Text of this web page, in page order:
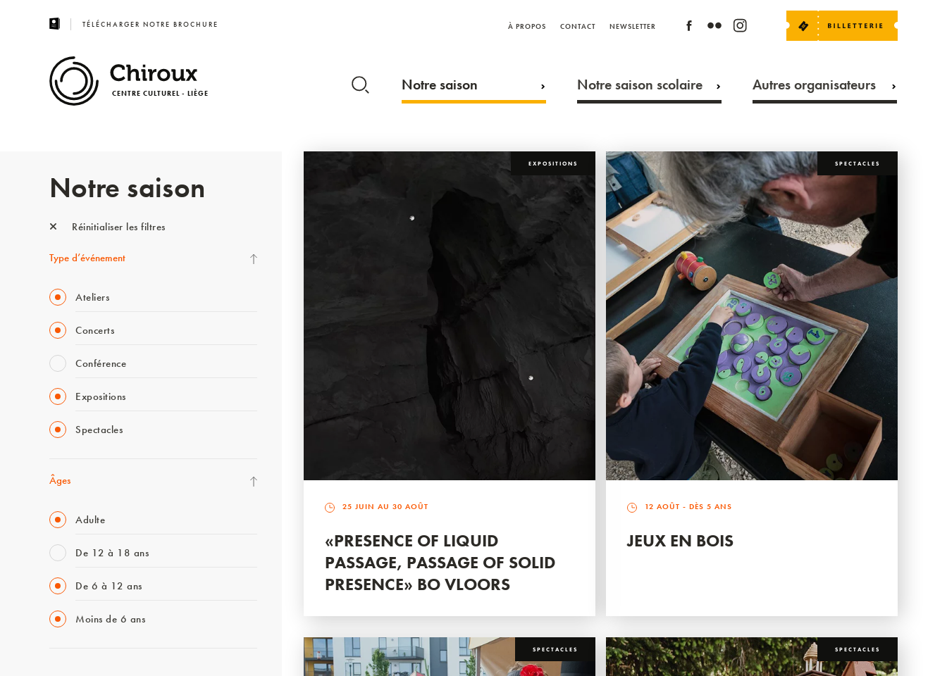
TÉLÉCHARGER NOTRE BROCHURE À PROPOS CONTACT NEWSLETTER
CENTRE CULTUREL - LIÈGE Notre saison Notre saison scolaire Autres organisateurs
Notre saison
Réinitialiser les filtres
Type d’événement
Ateliers
Concerts
Conférence
Expositions
Spectacles
Âges
Adulte
De 12 à 18 ans
De 6 à 12 ans
Moins de 6 ans
EXPOSITIONS
25 JUIN AU 30 AOÛT
«PRESENCE OF LIQUID
PASSAGE, PASSAGE OF SOLID
PRESENCE» BO VLOORS
SPECTACLES
12 AOÛT - DÈS 5 ANS
JEUX EN BOIS
SPECTACLES SPECTACLES